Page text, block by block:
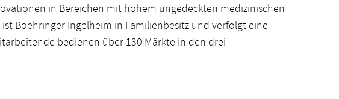
in Bereichen mit hohem ungedeckten medizinischen
Boehringer Ingelheim in Familienbesitz und verfolgt eine
bedienen über 130 Märkte in den drei